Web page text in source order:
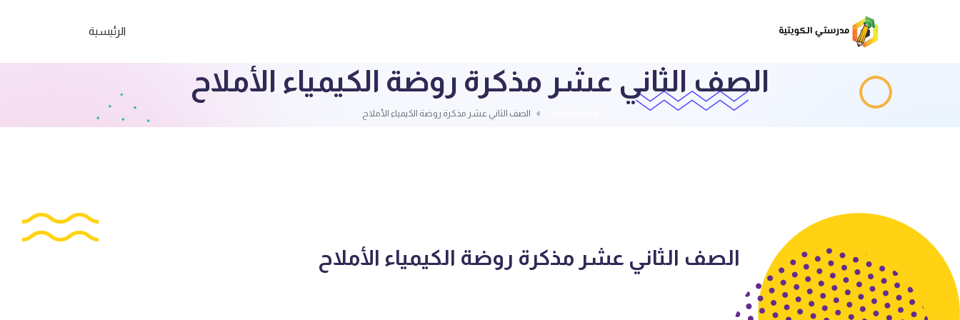
الرئيسية
الصف الثاني عشر مذكرة روضة الكيمياء الأملاح
الصف الثاني عشر مذكرة روضة الكيمياء الأملاح
الصف الثاني عشر مذكرة روضة الكيمياء الأملاح